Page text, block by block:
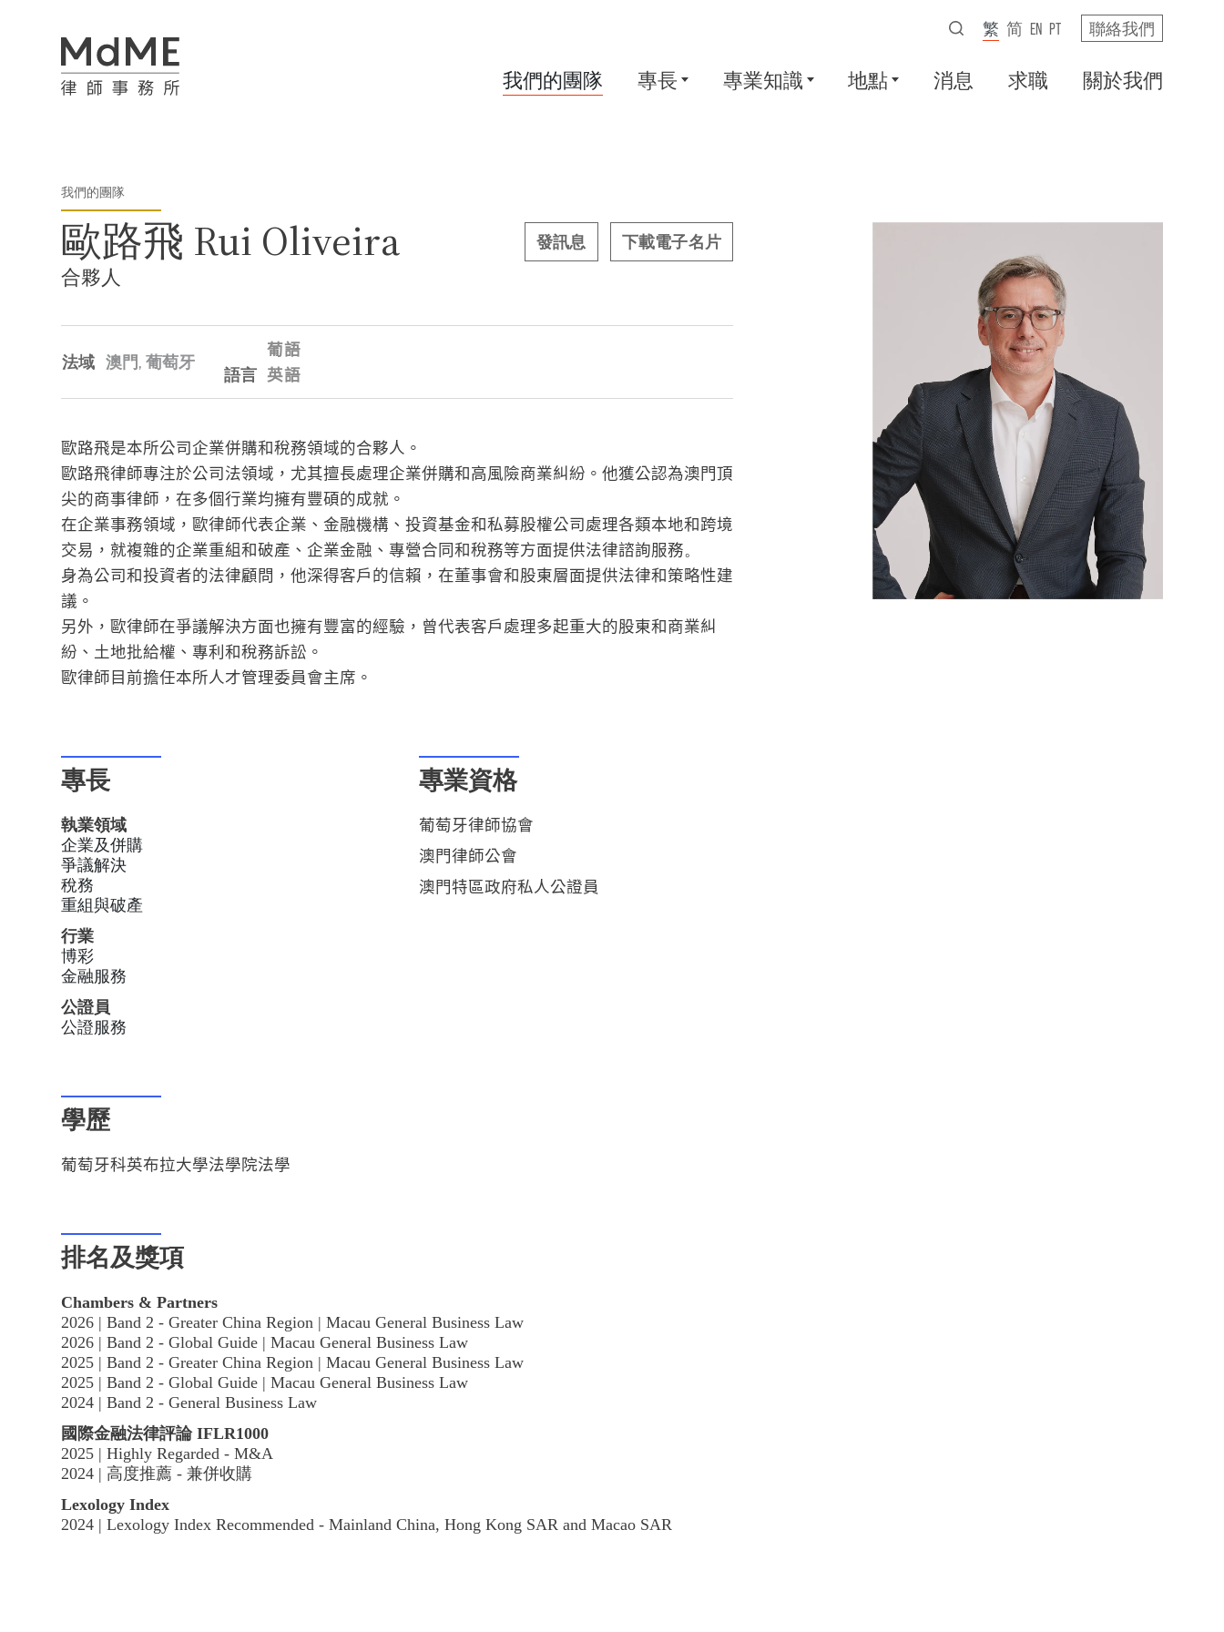
我們的團隊 專長 專業知識 地點 消息 求職 關於我們
繁 简 EN PT 聯絡我們
我們的團隊
歐路飛 Rui Oliveira
合夥人
發訊息 下載電子名片
法域 澳門, 葡萄牙
語言
葡語
英語
歐路飛是本所公司企業併購和稅務領域的合夥人。
歐路飛律師專注於公司法領域，尤其擅長處理企業併購和高風險商業糾紛。他獲公認為澳門頂
尖的商事律師，在多個行業均擁有豐碩的成就。
在企業事務領域，歐律師代表企業、金融機構、投資基金和私募股權公司處理各類本地和跨境
交易，就複雜的企業重組和破產、企業金融、專營合同和稅務等方面提供法律諮詢服務。
身為公司和投資者的法律顧問，他深得客戶的信賴，在董事會和股東層面提供法律和策略性建
議。
另外，歐律師在爭議解決方面也擁有豐富的經驗，曾代表客戶處理多起重大的股東和商業糾
紛、土地批給權、專利和稅務訴訟。
歐律師目前擔任本所人才管理委員會主席。
專長
執業領域
企業及併購
爭議解決
稅務
重組與破產
行業
博彩
金融服務
公證員
公證服務
專業資格
葡萄牙律師協會
澳門律師公會
澳門特區政府私人公證員
學歷
葡萄牙科英布拉大學法學院法學
排名及獎項
Chambers & Partners
2026 | Band 2 - Greater China Region | Macau General Business Law
2026 | Band 2 - Global Guide | Macau General Business Law
2025 | Band 2 - Greater China Region | Macau General Business Law
2025 | Band 2 - Global Guide | Macau General Business Law
2024 | Band 2 - General Business Law
國際金融法律評論 IFLR1000
2025 | Highly Regarded - M&A
2024 | 高度推薦 - 兼併收購
Lexology Index
2024 | Lexology Index Recommended - Mainland China, Hong Kong SAR and Macao SAR